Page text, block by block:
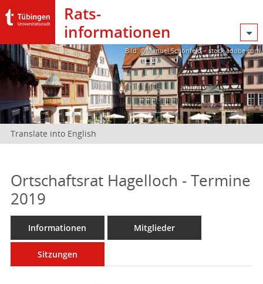
Rats­
informationen
Bild: @Manuel Schönfeld – stock.adobe.com
Translate into English
Ortschaftsrat Hagelloch - Termine
2019
Informationen Mitglieder
Sitzungen